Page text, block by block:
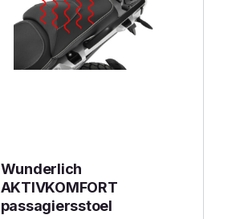
Wunderlich
AKTIVKOMFORT
passagiersstoel